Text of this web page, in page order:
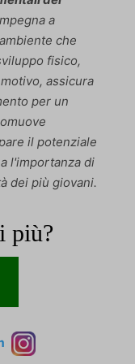
a
che
fisico,
assicura
per un
il potenziale
l'importanza di
dei più giovani.
più?
mappe, post sui
e i servizi che non
non sono stati
body-font--